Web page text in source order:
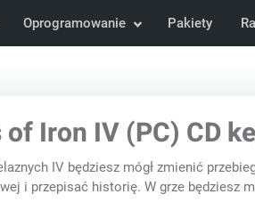
Oprogramowanie Pakiety
Iron IV (PC) CD
IV będziesz mógł zmienić
i przepisać historię. W grze będziesz